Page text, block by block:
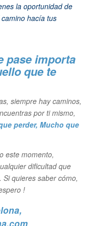
la oportunidad de
hacía tus
pase importa
que te
siempre hay caminos,
por ti mismo,
perder, Mucho que
este momento,
dificultad que
quieres saber cómo,
!
,